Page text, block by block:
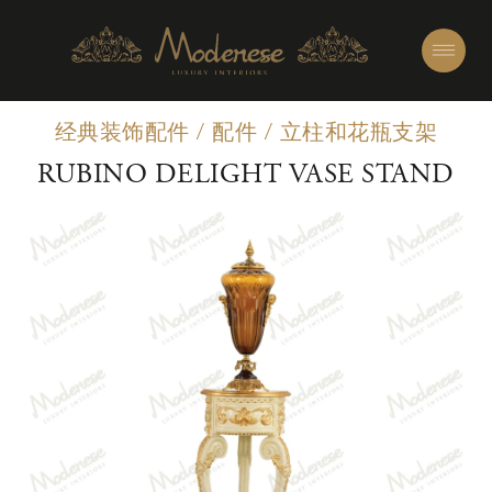
经典装饰配件 / 配件 / 立柱和花瓶支架
RUBINO DELIGHT VASE STAND